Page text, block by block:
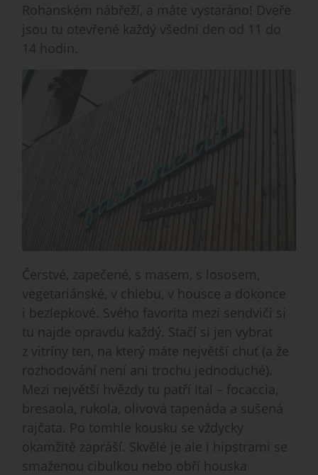
Rohanském nábřeží, a máte vystaráno! Dveře
jsou tu otevřené každý všední den od 11 do
14 hodin.
Čerstvé, zapečené, s masem, s lososem,
vegetariánské, v chlebu, v housce a dokonce
i bezlepkové. Svého favorita mezi sendviči si
tu najde opravdu každý. Stačí si jen vybrat
z vitríny ten, na který máte největší chuť (a že
rozhodování není ani trochu jednoduché).
Mezi největší hvězdy tu patří Ital – focaccia,
bresaola, rukola, olivová tapenáda a sušená
rajčata. Po tomhle kousku se vždycky
okamžitě zapráší. Skvělé je ale i hipstrami se
smaženou cibulkou nebo obří houska